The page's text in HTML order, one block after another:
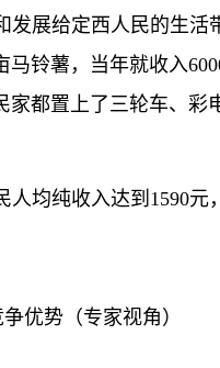
展给定西人民的生活
马铃薯，当年就收入
家都置上了三轮车、彩
均纯收入达到1590元
优势（专家视角）